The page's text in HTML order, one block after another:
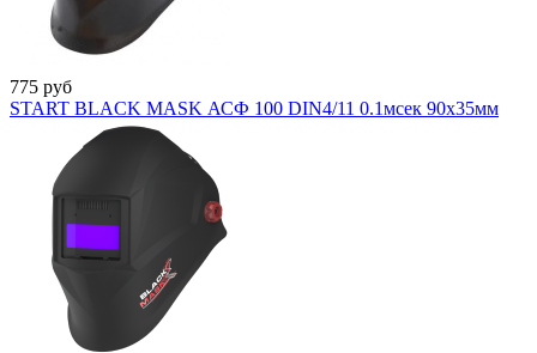
775 руб
START BLACK MASK АСФ 100 DIN4/11 0.1мсек 90х35мм